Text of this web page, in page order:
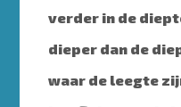
verder in de
dieper dan de
waar de leegte